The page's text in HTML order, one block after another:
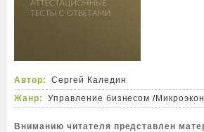
Автор:
Сергей Каледин
Жанр:
Управление бизнесом /
Вниманию читателя представлен